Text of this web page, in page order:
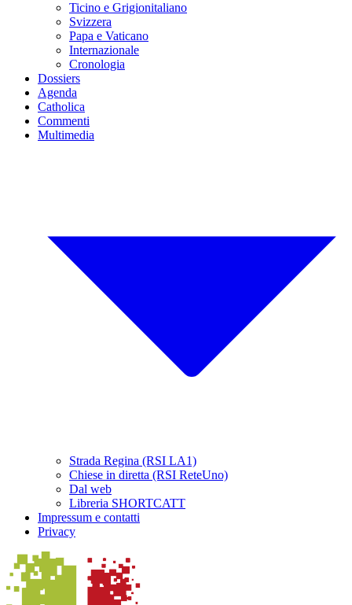
Ticino e Grigionitaliano
Svizzera
Papa e Vaticano
Internazionale
Cronologia
Dossiers
Agenda
Catholica
Commenti
Multimedia
Strada Regina (RSI LA1)
Chiese in diretta (RSI ReteUno)
Dal web
Libreria SHORTCATT
Impressum e contatti
Privacy